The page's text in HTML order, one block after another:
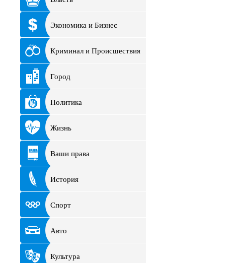
Экономика и Бизнес
Криминал и Происшествия
Город
Политика
Жизнь
Ваши права
История
Спорт
Авто
Культура